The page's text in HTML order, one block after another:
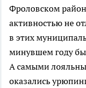
Фроловском
активностью не
в этих
минувшем году
А самыми
оказались